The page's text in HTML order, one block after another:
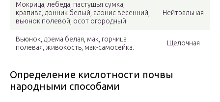
Мокрица, лебеда, пастушья сумка,
крапива, донник белый, адонис весенний,
вьюнок полевой, осот огородный.
Нейтральная
Вьюнок, дрема белая, мак, горчица
полевая, живокость, мак-самосейка.
Щелочная
Определение кислотности почвы
народными способами